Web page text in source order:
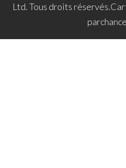
Ltd. Tous droits réservés.
par